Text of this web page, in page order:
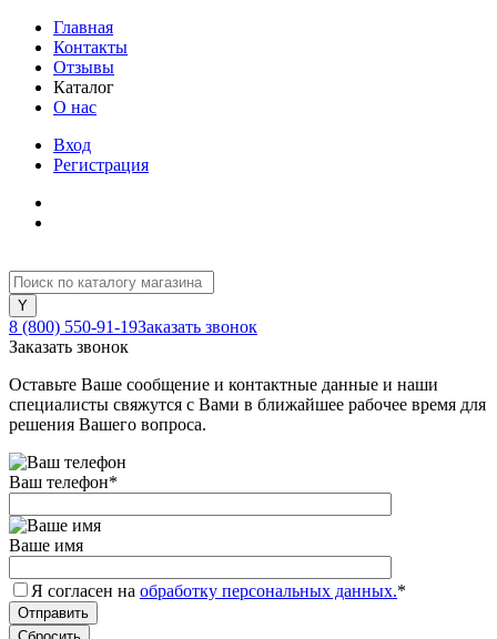
Главная
Контакты
Отзывы
Каталог
О нас
Вход
Регистрация
8 (800) 550-91-19Заказать звонок
Заказать звонок
Оставьте Ваше сообщение и контактные данные и наши
специалисты свяжутся с Вами в ближайшее рабочее время для
решения Вашего вопроса.
Ваш телефон*
Ваше имя
Я согласен на обработку персональных данных.*